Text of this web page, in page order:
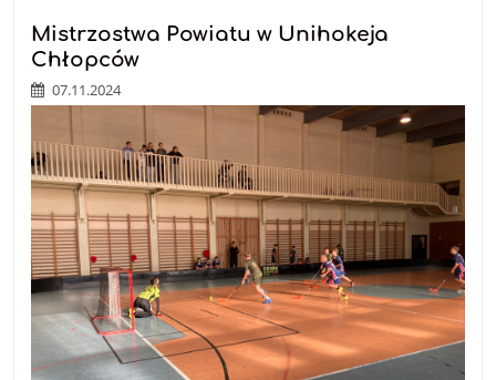
Mistrzostwa Powiatu w Unihokeja
Chłopców
07.11.2024